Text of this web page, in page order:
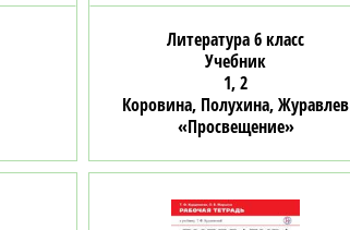
Литература 6 класс
Учебник
1, 2
Коровина, Полухина, Журавлев
«Просвещение»